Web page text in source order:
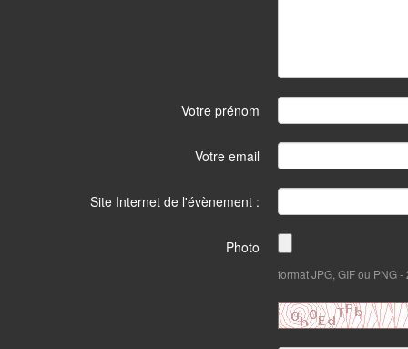
Votre prénom
Votre email
Site Internet de l'évènement :
Photo
format JPG, GIF ou PNG -